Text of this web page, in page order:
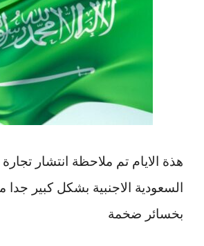
هذة الايام تم ملاحظة انتشار
السعودية الاجنبية بشكل كبير
بخسائر ضخمة